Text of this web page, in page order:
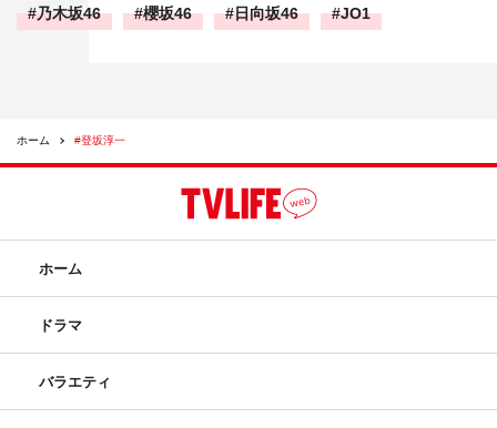
乃木坂46 櫻坂46 日向坂46 JO1
ホーム #登坂淳一
ホーム
ドラマ
バラエティ